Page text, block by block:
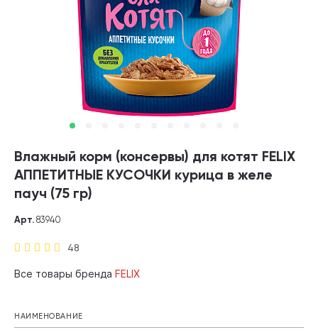
Влажный корм (консервы) для котят FELIX
АППЕТИТНЫЕ КУСОЧКИ курица в желе
пауч (75 гр)
48
Арт. 83940
Все товары бренда FELIX
НАИМЕНОВАНИЕ